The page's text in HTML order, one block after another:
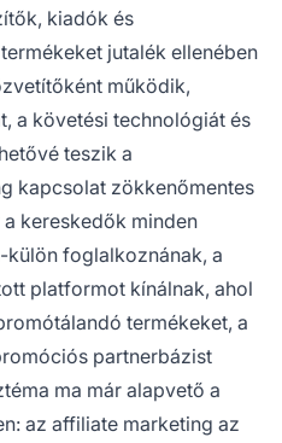
kiadók és
jutalék ellenében
működik,
a követési technológiát és
teszik a
kapcsolat zökkenőmentes
kereskedők minden
foglalkoznának, a
platformot kínálnak, ahol
termékeket, a
partnerbázist
ma már alapvető a
az affiliate marketing az